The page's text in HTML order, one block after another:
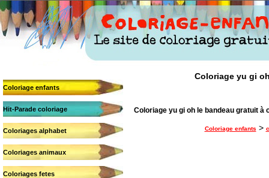
Coloriage enfants
Hit-Parade coloriage
Coloriages alphabet
Coloriages animaux
Coloriages fetes
Coloriage yu gi
Coloriage yu gi oh le bandeau gratuit à
Coloriage enfants >